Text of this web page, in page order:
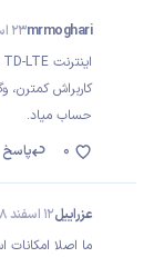
mrmoghari23 اسفند 1398
حساب میاد.
پاسخ
0
عزراییل12 اسفند 1398